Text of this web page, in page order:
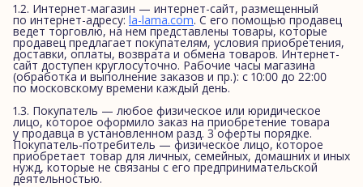
1.2. Интернет-магазин — интернет-сайт, размещенный
по интернет-адресу: la-lama.com. С его помощью продавец
ведет торговлю, на нем представлены товары, которые
продавец предлагает покупателям, условия приобретения,
доставки, оплаты, возврата и обмена товаров. Интернет-
сайт доступен круглосуточно. Рабочие часы магазина
(обработка и выполнение заказов и пр.): с 10:00 до 22:00
по московскому времени каждый день.
1.3. Покупатель — любое физическое или юридическое
лицо, которое оформило заказ на приобретение товара
у продавца в установленном разд. 3 оферты порядке.
Покупатель-потребитель — физическое лицо, которое
приобретает товар для личных, семейных, домашних и иных
нужд, которые не связаны с его предпринимательской
деятельностью.